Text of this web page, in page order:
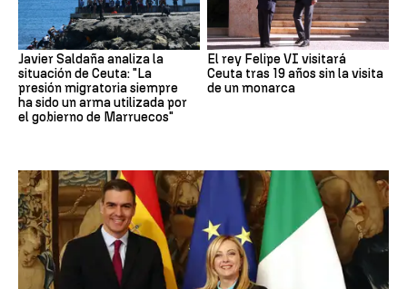
Javier Saldaña analiza la
situación de Ceuta: "La
presión migratoria siempre
ha sido un arma utilizada por
el gobierno de Marruecos"
El rey Felipe VI visitará
Ceuta tras 19 años sin la visita
de un monarca